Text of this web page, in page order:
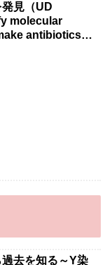
見（UD
molecular
antibiotics
去を知る～Y染